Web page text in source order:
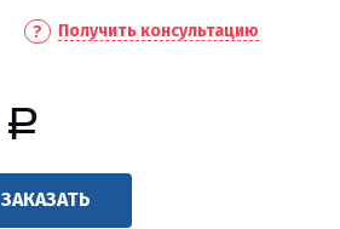
Получить консультацию
Р
ЗАКАЗАТЬ